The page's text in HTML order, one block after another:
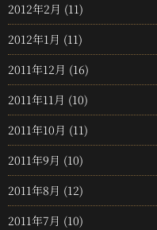
2012年2月 (11)
2012年1月 (11)
2011年12月 (16)
2011年11月 (10)
2011年10月 (11)
2011年9月 (10)
2011年8月 (12)
2011年7月 (10)